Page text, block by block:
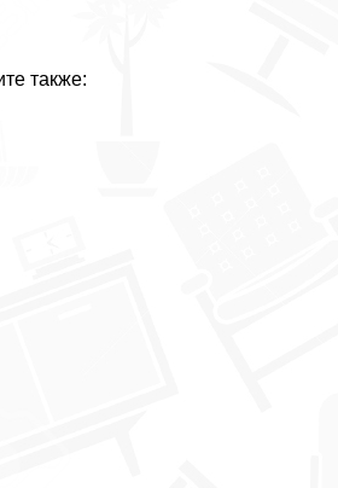
также: